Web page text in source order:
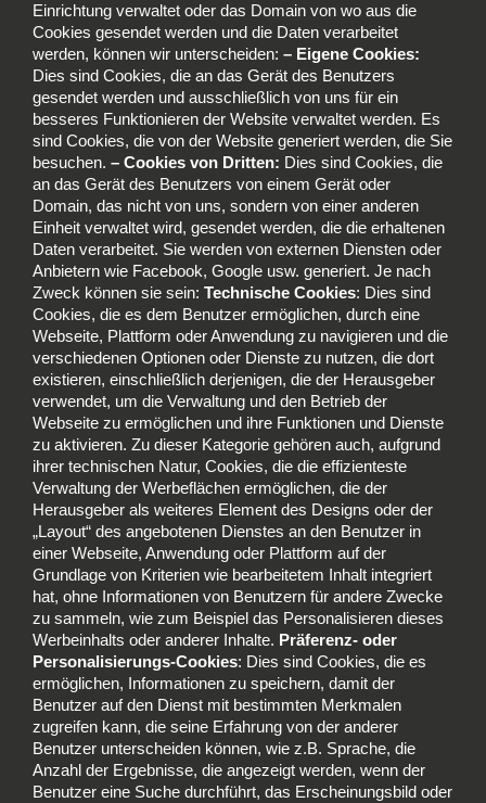
Einrichtung verwaltet oder das Domain von wo aus die
Cookies gesendet werden und die Daten verarbeitet
werden, können wir unterscheiden: – Eigene Cookies:
Dies sind Cookies, die an das Gerät des Benutzers
gesendet werden und ausschließlich von uns für ein
besseres Funktionieren der Website verwaltet werden. Es
sind Cookies, die von der Website generiert werden, die Sie
besuchen. – Cookies von Dritten: Dies sind Cookies, die
an das Gerät des Benutzers von einem Gerät oder
Domain, das nicht von uns, sondern von einer anderen
Einheit verwaltet wird, gesendet werden, die die erhaltenen
Daten verarbeitet. Sie werden von externen Diensten oder
Anbietern wie Facebook, Google usw. generiert. Je nach
Zweck können sie sein: Technische Cookies: Dies sind
Cookies, die es dem Benutzer ermöglichen, durch eine
Webseite, Plattform oder Anwendung zu navigieren und die
verschiedenen Optionen oder Dienste zu nutzen, die dort
existieren, einschließlich derjenigen, die der Herausgeber
verwendet, um die Verwaltung und den Betrieb der
Webseite zu ermöglichen und ihre Funktionen und Dienste
zu aktivieren. Zu dieser Kategorie gehören auch, aufgrund
ihrer technischen Natur, Cookies, die die effizienteste
Verwaltung der Werbeflächen ermöglichen, die der
Herausgeber als weiteres Element des Designs oder der
„Layout“ des angebotenen Dienstes an den Benutzer in
einer Webseite, Anwendung oder Plattform auf der
Grundlage von Kriterien wie bearbeitetem Inhalt integriert
hat, ohne Informationen von Benutzern für andere Zwecke
zu sammeln, wie zum Beispiel das Personalisieren dieses
Werbeinhalts oder anderer Inhalte. Präferenz- oder
Personalisierungs-Cookies: Dies sind Cookies, die es
ermöglichen, Informationen zu speichern, damit der
Benutzer auf den Dienst mit bestimmten Merkmalen
zugreifen kann, die seine Erfahrung von der anderer
Benutzer unterscheiden können, wie z.B. Sprache, die
Anzahl der Ergebnisse, die angezeigt werden, wenn der
Benutzer eine Suche durchführt, das Erscheinungsbild oder